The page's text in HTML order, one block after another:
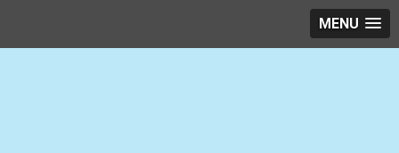
MENU